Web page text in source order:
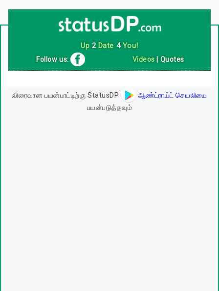
Follow us: Videos Quotes
விரைவான பயன்பாட்டிற்கு StatusDP
ஆண்ட்ராய்ட் செயலியை
பயன்படுத்தவும்